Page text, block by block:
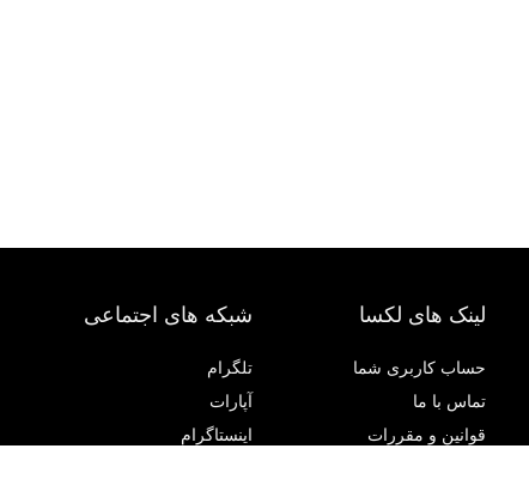
لینک های لکسا
حساب کاربری شما
تماس با ما
قوانین و مقررات
شبکه های اجتماعی
تلگرام
آپارات
اینستاگرام